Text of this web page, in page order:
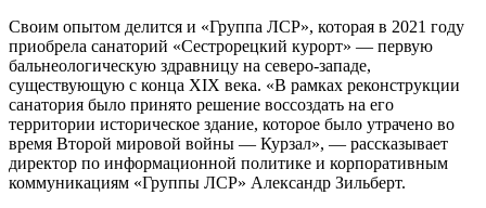
Своим опытом делится и «Группа ЛСР», которая в 2021 году
приобрела санаторий «Сестрорецкий курорт» — первую
бальнеологическую здравницу на северо-западе,
существующую с конца XIX века. «В рамках реконструкции
санатория было принято решение воссоздать на его
территории историческое здание, которое было утрачено во
время Второй мировой войны — Курзал», — рассказывает
директор по информационной политике и корпоративным
коммуникациям «Группы ЛСР» Александр Зильберт.